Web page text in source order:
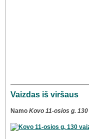
Vaizdas iš viršaus
Namo Kovo 11-osios g. 130